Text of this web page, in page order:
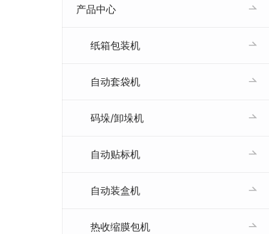
产品中心
纸箱包装机
自动套袋机
码垛/卸垛机
自动贴标机
自动装盒机
热收缩膜包机